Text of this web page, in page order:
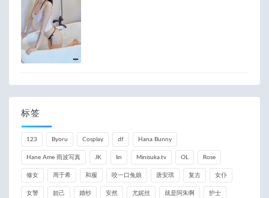
标签
123 Byoru Cosplay df Hana Bunny
Hane Ame 雨波写真 JK lin Minisuka.tv OL Rose
修女 周于希 和服 咬一口兔娘 唐安琪 复古 女仆
女警 妲己 婚纱 安然 尤妮丝 就是阿朱啊 护士